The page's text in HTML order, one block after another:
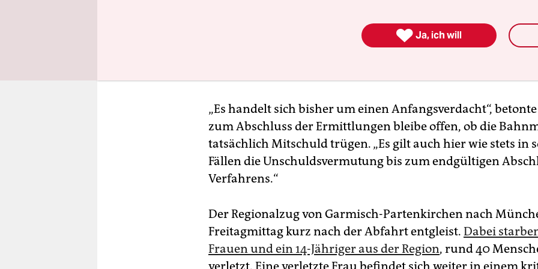
„Es handelt sich bisher um einen Anfangsverdacht“,
zum Abschluss der Ermittlungen bleibe offen, ob die
tatsächlich Mitschuld trügen. „Es gilt auch hier wie stets in
Fällen die Unschuldsvermutung bis zum endgültigen
Verfahrens.“
Der Regionalzug von Garmisch-Partenkirchen nach
Freitagmittag kurz nach der Abfahrt entgleist. Dabei
Frauen und ein 14-Jähriger aus der Region, rund 40
verletzt. Eine verletzte Frau befindet sich weiter in einem
 Ja, ich will